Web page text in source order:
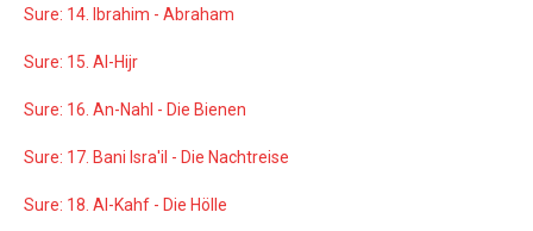
Sure: 14. Ibrahim - Abraham
Sure: 15. Al-Hijr
Sure: 16. An-Nahl - Die Bienen
Sure: 17. Bani Isra'il - Die Nachtreise
Sure: 18. Al-Kahf - Die Hölle